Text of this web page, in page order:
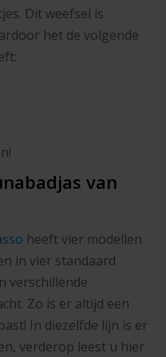
Dit weefsel is
het de volgende
van
heeft vier modellen
in vier standaard
verschillende
Zo is er altijd een
In diezelfde lijn is er
verderop leest u hier